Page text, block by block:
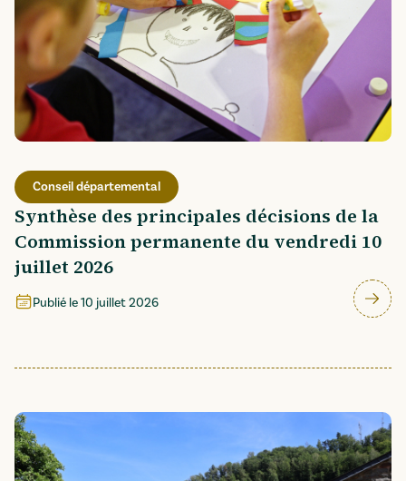
Conseil départemental
Synthèse des principales décisions de la
Commission permanente du vendredi 10
juillet 2026
Publié le10 juillet 2026